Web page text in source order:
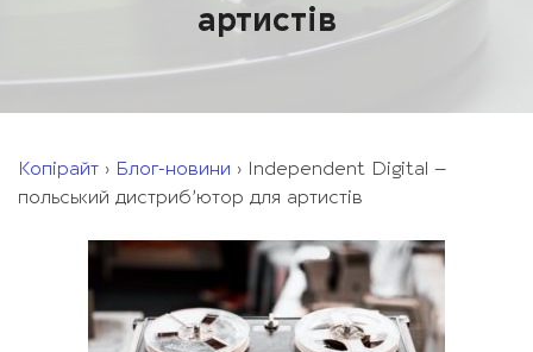
артистів
Копірайт › Блог-новини › Independent Digital –
польський дистриб’ютор для артистів